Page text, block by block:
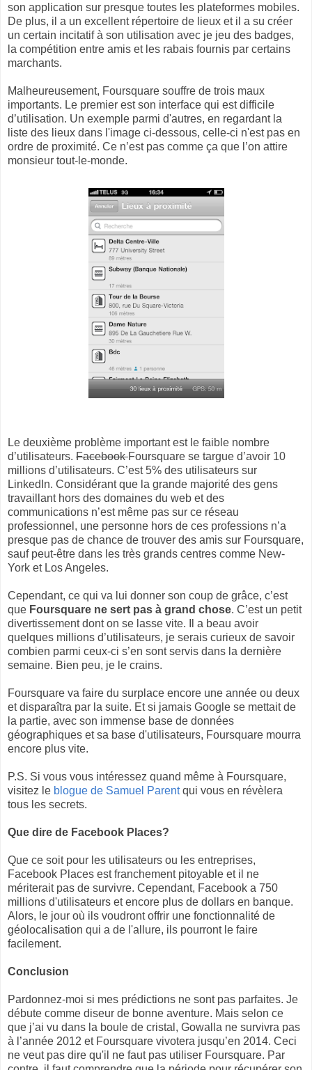
son application sur presque toutes les plateformes mobiles.
De plus, il a un excellent répertoire de lieux et il a su créer
un certain incitatif à son utilisation avec je jeu des badges,
la compétition entre amis et les rabais fournis par certains
marchants.
Malheureusement, Foursquare souffre de trois maux
importants. Le premier est son interface qui est difficile
d’utilisation. Un exemple parmi d'autres, en regardant la
liste des lieux dans l'image ci-dessous, celle-ci n'est pas en
ordre de proximité. Ce n’est pas comme ça que l’on attire
monsieur tout-le-monde.
Le deuxième problème important est le faible nombre
d’utilisateurs. FacebookFoursquare se targue d’avoir 10
millions d’utilisateurs. C’est 5% des utilisateurs sur
LinkedIn. Considérant que la grande majorité des gens
travaillant hors des domaines du web et des
communications n’est même pas sur ce réseau
professionnel, une personne hors de ces professions n’a
presque pas de chance de trouver des amis sur Foursquare,
sauf peut-être dans les très grands centres comme New-
York et Los Angeles.
Cependant, ce qui va lui donner son coup de grâce, c’est
que Foursquare ne sert pas à grand chose. C’est un petit
divertissement dont on se lasse vite. Il a beau avoir
quelques millions d’utilisateurs, je serais curieux de savoir
combien parmi ceux-ci s’en sont servis dans la dernière
semaine. Bien peu, je le crains.
Foursquare va faire du surplace encore une année ou deux
et disparaîtra par la suite. Et si jamais Google se mettait de
la partie, avec son immense base de données
géographiques et sa base d'utilisateurs, Foursquare mourra
encore plus vite.
P.S. Si vous vous intéressez quand même à Foursquare,
visitez le blogue de Samuel Parentqui vous en révèlera
tous les secrets.
Que dire de Facebook Places?
Que ce soit pour les utilisateurs ou les entreprises,
Facebook Places est franchement pitoyable et il ne
mériterait pas de survivre. Cependant, Facebook a 750
millions d'utilisateurs et encore plus de dollars en banque.
Alors, le jour où ils voudront offrir une fonctionnalité de
géolocalisation qui a de l'allure, ils pourront le faire
facilement.
Conclusion
Pardonnez-moi si mes prédictions ne sont pas parfaites. Je
débute comme diseur de bonne aventure. Mais selon ce
que j’ai vu dans la boule de cristal, Gowalla ne survivra pas
à l’année 2012 et Foursquare vivotera jusqu’en 2014. Ceci
ne veut pas dire qu'il ne faut pas utiliser Foursquare. Par